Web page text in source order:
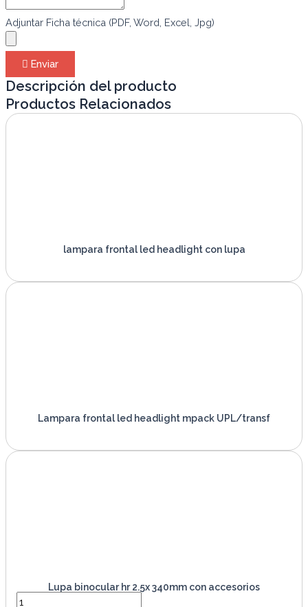
Adjuntar Ficha técnica (PDF, Word, Excel, Jpg)
Enviar
Descripción del producto
Productos Relacionados
lampara frontal led headlight con lupa
Lampara frontal led headlight mpack UPL/transf
Lupa binocular hr 2.5x 340mm con accesorios